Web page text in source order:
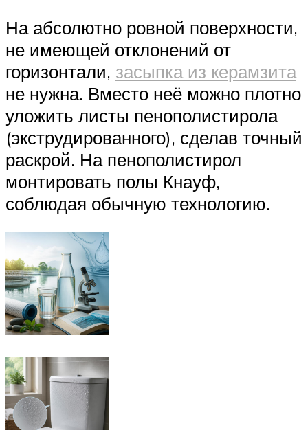
На абсолютно ровной поверхности,
не имеющей отклонений от
горизонтали, засыпка из керамзита
не нужна. Вместо неё можно плотно
уложить листы пенополистирола
(экструдированного), сделав точный
раскрой. На пенополистирол
монтировать полы Кнауф,
соблюдая обычную технологию.